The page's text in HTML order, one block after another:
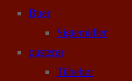
Buer
Sigtemidler
pusterør
Tilbehør